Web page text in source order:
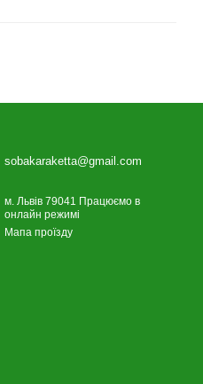
sobakaraketta@gmail.com
м. Львів 79041 Працюємо в
онлайн режимі
Мапа проїзду